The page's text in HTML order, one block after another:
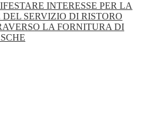
INTERESSE PER LA
DEL SERVIZIO DI RISTORO
LA FORNITURA DI